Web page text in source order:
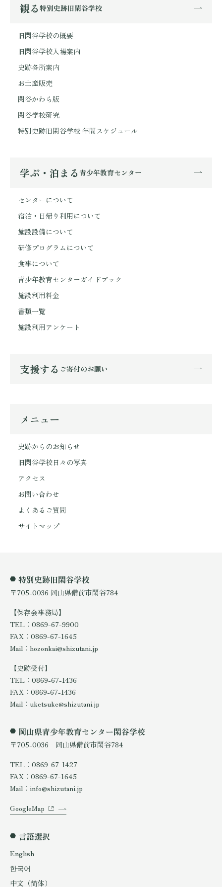
観る 特別史跡旧閑谷学校
旧閑谷学校の概要
旧閑谷学校入場案内
史跡各所案内
お土産販売
閑谷かわら版
閑谷学校研究
特別史跡旧閑谷学校 年間スケジュール
学ぶ・泊まる 青少年教育センター
センターについて
宿泊・日帰り利用について
施設設備について
研修プログラムについて
食事について
青少年教育センターガイドブック
施設利用料金
書類一覧
施設利用アンケート
支援する ご寄付のお願い
メニュー
史跡からのお知らせ
旧閑谷学校日々の写真
アクセス
お問い合わせ
よくあるご質問
サイトマップ
特別史跡旧閑谷学校
〒705-0036 岡山県備前市閑谷784
【保存会事務局】
TEL：0869-67-9900
FAX：0869-67-1645
Mail：hozonkai@shizutani.jp
【史跡受付】
TEL：0869-67-1436
FAX：0869-67-1436
Mail：uketsuke@shizutani.jp
岡山県青少年教育センター閑谷学校
〒705-0036 岡山県備前市閑谷784
TEL：0869-67-1427
FAX：0869-67-1645
Mail：info@shizutani.jp
GoogleMap
言語選択
English
한국어
中文（简体）